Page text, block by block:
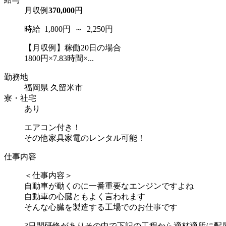
月収例 370,000円
時給 1,800円 ～ 2,250円
【月収例】稼働20日の場合
1800円×7.83時間×...
勤務地
福岡県 久留米市
寮・社宅
あり
エアコン付き！
その他家具家電のレンタル可能！
仕事内容
＜仕事内容＞
自動車が動くのに一番重要なエンジンですよね
自動車の心臓ともよく言われます
そんな心臓を製造する工場でのお仕事です